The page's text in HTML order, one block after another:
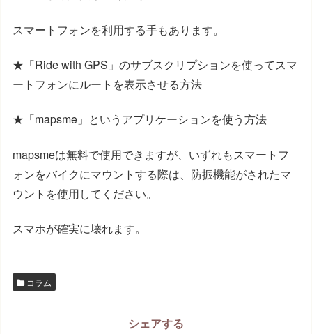
スマートフォンを利用する手もあります。
★「Ride with GPS」のサブスクリプションを使ってスマ
ートフォンにルートを表示させる方法
★「mapsme」というアプリケーションを使う方法
mapsmeは無料で使用できますが、いずれもスマートフ
ォンをバイクにマウントする際は、防振機能がされたマ
ウントを使用してください。
スマホが確実に壊れます。
コラム
シェアする